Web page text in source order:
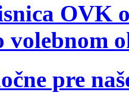
OVK
volebnom
pre